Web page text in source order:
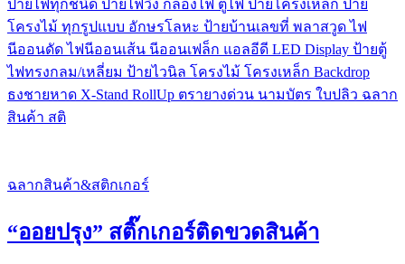
ป้ายไฟทุกชนิด ป้ายไฟวิ่ง กล่องไฟ ตู้ไฟ ป้ายโครงเหล็ก ป้าย
โครงไม้ ทุกรูปแบบ อักษรโลหะ ป้ายบ้านเลขที่ พลาสวูด ไฟ
นีออนดัด ไฟนีออนเส้น นีออนเฟล็ก แอลอีดี LED Display ป้ายตู้
ไฟทรงกลม/เหลี่ยม ป้ายไวนิล โครงไม้ โครงเหล็ก Backdrop
ธงชายหาด X-Stand RollUp ตรายางด่วน นามบัตร ใบปลิว ฉลาก
สินค้า สติ
ฉลากสินค้า&สติกเกอร์
“ออยปรุง” สติ๊กเกอร์ติดขวดสินค้า